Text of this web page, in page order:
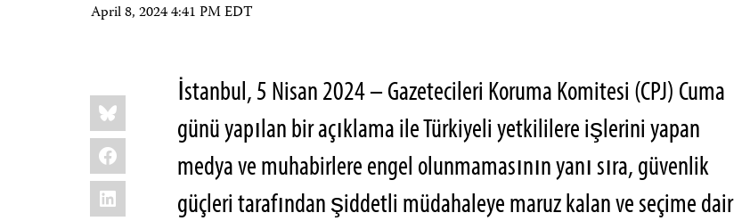
April 8, 2024 4:41 PM EDT
Share
this:
Bluesky
Facebook
LinkedIn
İstanbul, 5 Nisan 2024 – Gazetecileri Koruma Komitesi (CPJ) Cuma
günü yapılan bir açıklama ile Türkiyeli yetkililere işlerini yapan
medya ve muhabirlere engel olunmamasının yanı sıra, güvenlik
güçleri tarafından şiddetli müdahaleye maruz kalan ve seçime dair